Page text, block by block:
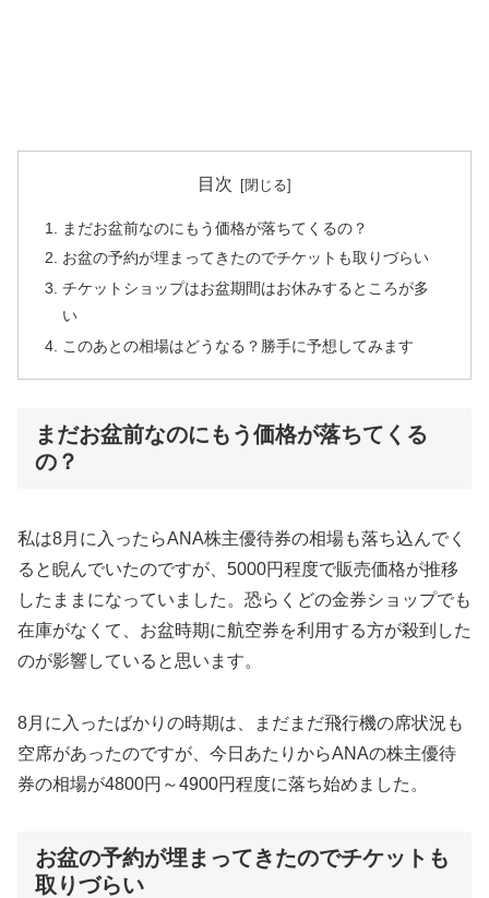
目次
まだお盆前なのにもう価格が落ちてくるの？
お盆の予約が埋まってきたのでチケットも取りづらい
チケットショップはお盆期間はお休みするところが多
い
このあとの相場はどうなる？勝手に予想してみます
まだお盆前なのにもう価格が落ちてくる
の？
私は8月に入ったらANA株主優待券の相場も落ち込んでく
ると睨んでいたのですが、5000円程度で販売価格が推移
したままになっていました。恐らくどの金券ショップでも
在庫がなくて、お盆時期に航空券を利用する方が殺到した
のが影響していると思います。
8月に入ったばかりの時期は、まだまだ飛行機の席状況も
空席があったのですが、今日あたりからANAの株主優待
券の相場が4800円～4900円程度に落ち始めました。
お盆の予約が埋まってきたのでチケットも
取りづらい